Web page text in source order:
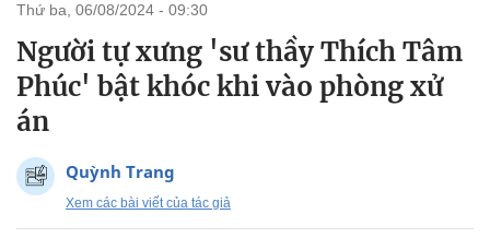
thứ ba, 06/08/2024 - 09:30
Người tự xưng 'sư thầy Thích Tâm
Phúc' bật khóc khi vào phòng xử
án
Quỳnh Trang
Xem các bài viết của tác giả